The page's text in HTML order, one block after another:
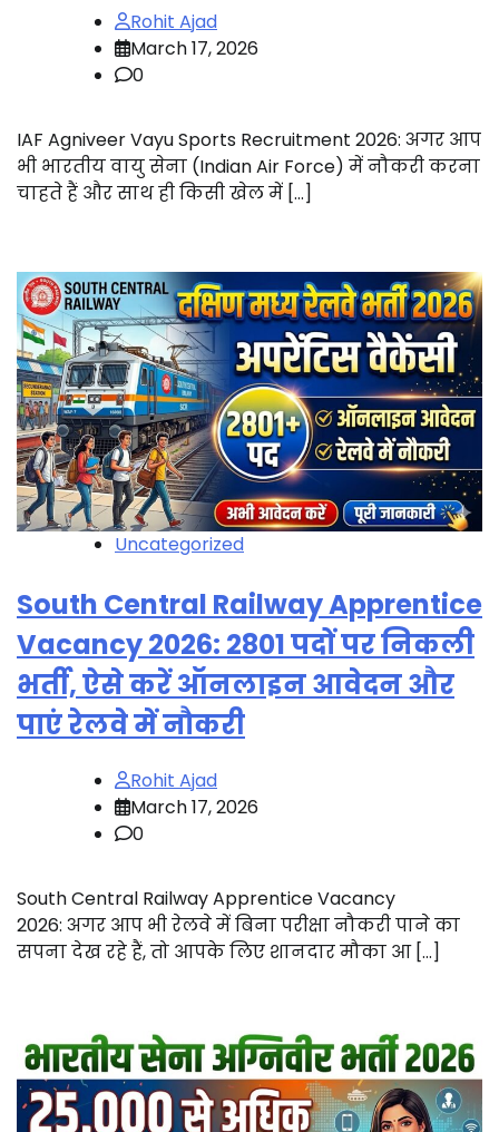
Rohit Ajad
March 17, 2026
0
IAF Agniveer Vayu Sports Recruitment 2026: अगर आप
भी भारतीय वायु सेना (Indian Air Force) में नौकरी करना
चाहते हैं और साथ ही किसी खेल में […]
Uncategorized
South Central Railway Apprentice
Vacancy 2026: 2801 पदों पर निकली
भर्ती, ऐसे करें ऑनलाइन आवेदन और
पाएं रेलवे में नौकरी
Rohit Ajad
March 17, 2026
0
South Central Railway Apprentice Vacancy
2026: अगर आप भी रेलवे में बिना परीक्षा नौकरी पाने का
सपना देख रहे हैं, तो आपके लिए शानदार मौका आ […]